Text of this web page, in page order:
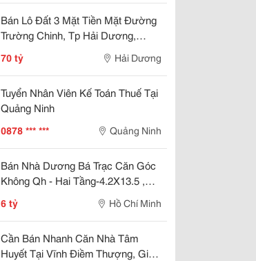
Bán Lô Đất 3 Mặt Tiền Mặt Đường
Trường Chinh, Tp Hải Dương,
789M2, Lô Góc, Kd Tốt, Vị Trí Đẹp
70 tỷ Hải Dương
Tuyển Nhân Viên Kế Toán Thuế Tại
Quảng Ninh
0878 *** *** Quảng Ninh
Bán Nhà Dương Bá Trạc Căn Góc
Không Qh - Hai Tầng-4.2X13.5 ,
6 tỷ Hồ Chí Minh
Cần Bán Nhanh Căn Nhà Tâm
Huyết Tại Vĩnh Điềm Thượng, Giá